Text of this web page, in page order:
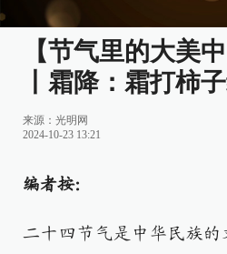
【节气里的大美
丨霜降：霜打柿
来源： 光明网
2024-10-23 13:21
编者按：
二十四节气是中华民族的